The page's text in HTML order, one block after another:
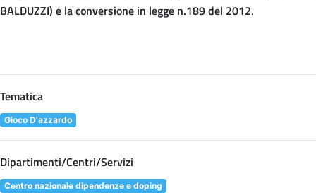
BALDUZZI) e la conversione in legge n.189 del 2012.
Tematica
Gioco D'azzardo
Dipartimenti/Centri/Servizi
Centro nazionale dipendenze e doping